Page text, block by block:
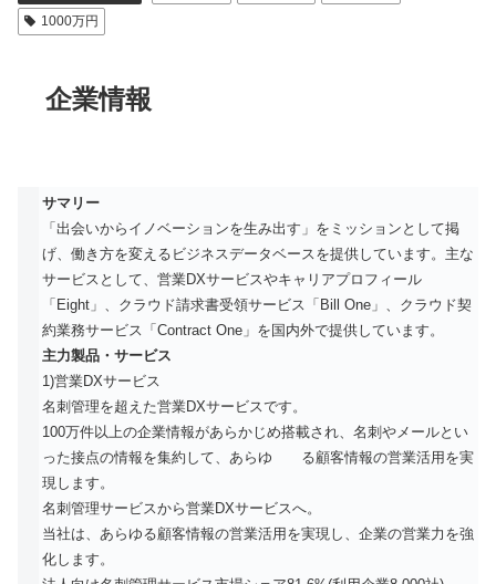
1000万円
企業情報
サマリー
「出会いからイノベーションを生み出す」をミッションとして掲
げ、働き方を変えるビジネスデータベースを提供しています。主な
サービスとして、営業DXサービスやキャリアプロフィール
「Eight」、クラウド請求書受領サービス「Bill One」、クラウド契
約業務サービス「Contract One」を国内外で提供しています。
主力製品・サービス
1)営業DXサービス
名刺管理を超えた営業DXサービスです。
100万件以上の企業情報があらかじめ搭載され、名刺やメールとい
った接点の情報を集約して、あらゆ る顧客情報の営業活用を実
現します。
名刺管理サービスから営業DXサービスへ。
当社は、あらゆる顧客情報の営業活用を実現し、企業の営業力を強
化します。